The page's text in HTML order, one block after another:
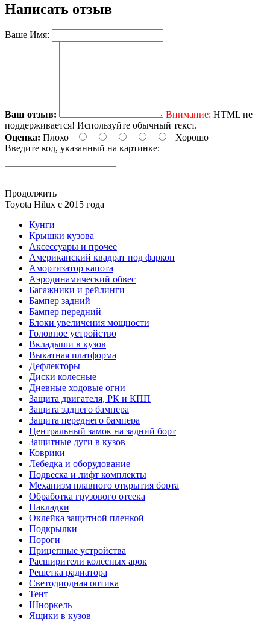
Написать отзыв
Ваше Имя:
Ваш отзыв: Внимание: HTML не
поддерживается! Используйте обычный текст.
Оценка: Плохо
Хорошо
Введите код, указанный на картинке:
Продолжить
Toyota Нilux с 2015 года
Кунги
Крышки кузова
Аксессуары и прочее
Американский квадрат под фаркоп
Амортизатор капота
Аэродинамический обвес
Багажники и рейлинги
Бампер задний
Бампер передний
Блоки увеличения мощности
Головное устройство
Вкладыши в кузов
Выкатная платформа
Дефлекторы
Диски колесные
Дневные ходовые огни
Защита двигателя, РК и КПП
Защита заднего бампера
Защита переднего бампера
Центральный замок на задний борт
Защитные дуги в кузов
Коврики
Лебедка и оборудование
Подвеска и лифт комплекты
Механизм плавного открытия борта
Обработка грузового отсека
Накладки
Оклейка защитной пленкой
Подкрылки
Пороги
Прицепные устройства
Расширители колёсных арок
Решетка радиатора
Светодиодная оптика
Тент
Шноркель
Ящики в кузов